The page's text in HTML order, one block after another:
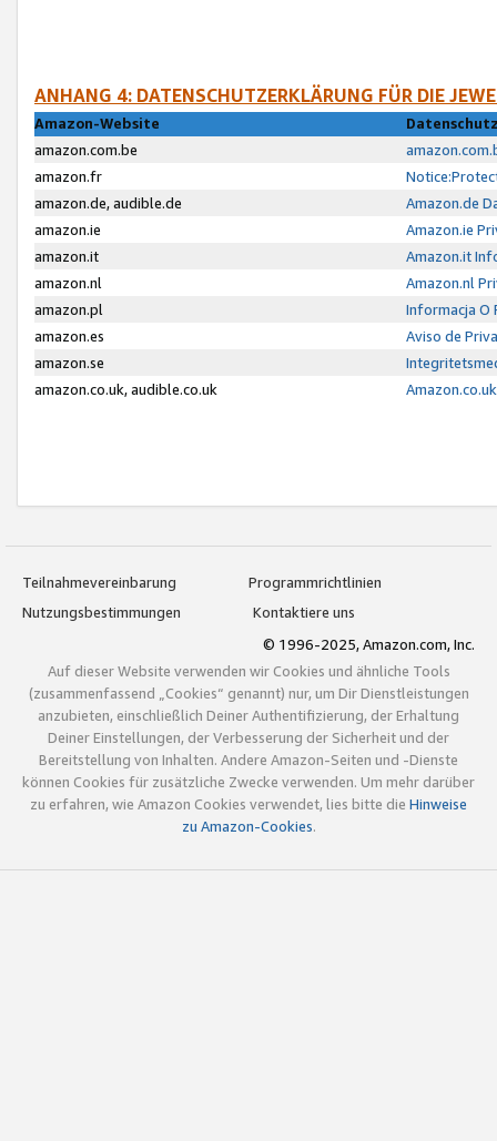
ANHANG 4: DATENSCHUTZERKLÄRUNG FÜR DIE
Amazon-Website
amazon.com.be
amazon.fr
amazon.de, audible.de
Amazon.de
amazon.ie
Amazon.ie
amazon.it
Amazon.it
amazon.nl
Amazon.nl
amazon.pl
Informacja O
amazon.es
Aviso de
amazon.se
amazon.co.uk, audible.co.uk
Teilnahmevereinbarung
Programmrichtlinien
Nutzungsbestimmungen
Kontaktiere uns
© 1996-2025, Amazon.com, Inc.
Auf dieser Website verwenden wir Cookies und ähnliche Tools
(zusammenfassend „Cookies“ genannt) nur, um Dir Dienstleistungen
anzubieten, einschließlich Deiner Authentifizierung, der Erhaltung
Deiner Einstellungen, der Verbesserung der Sicherheit und der
Bereitstellung von Inhalten. Andere Amazon-Seiten und -Dienste
können Cookies für zusätzliche Zwecke verwenden. Um mehr darüber
zu erfahren, wie Amazon Cookies verwendet, lies bitte die Hinweise
zu Amazon-Cookies.